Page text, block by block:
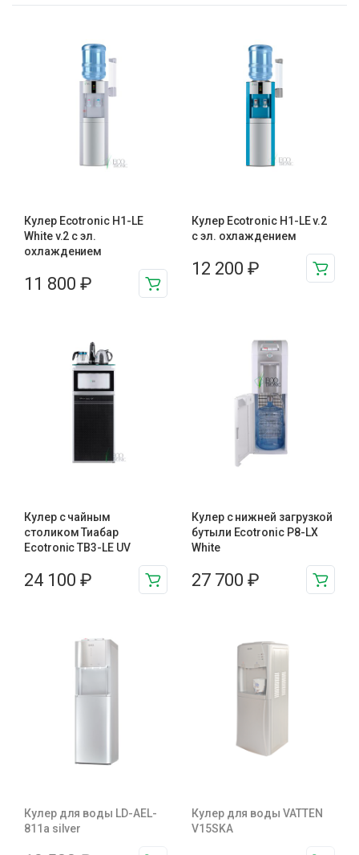
Кулер Ecotronic H1-LE
White v.2 с эл.
охлаждением
11 800 ₽
Кулер Ecotronic H1-LE v.2
с эл. охлаждением
12 200 ₽
Кулер с чайным
столиком Тиабар
Ecotronic TB3-LE UV
24 100 ₽
Кулер с нижней загрузкой
бутыли Ecotronic P8-LX
White
27 700 ₽
Кулер для воды LD-AEL-
811a silver
Кулер для воды VATTEN
V15SKA